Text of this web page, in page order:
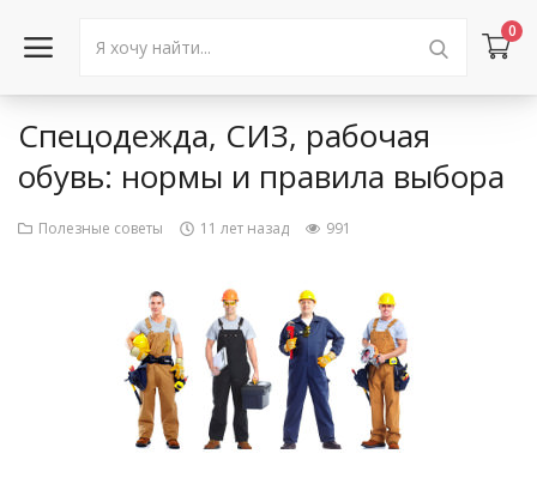
0
Войти в аккаунт
Спецодежда, СИЗ, рабочая
обувь: нормы и правила выбора
Полезные советы 11 лет назад 991